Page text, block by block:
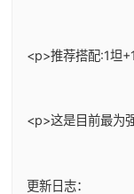
<p>推荐搭配:1坦
<p>这是目前最为
更新日志：